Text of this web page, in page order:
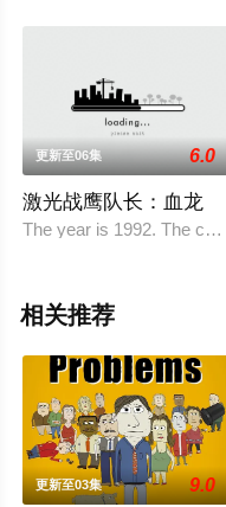
更新至06集 6.0
激光战鹰队长：血龙
The year is 1992. The
相关推荐
更新至03集 9.0